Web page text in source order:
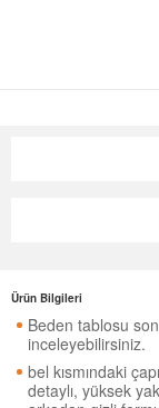
Ürün Bilgileri
Beden tablosu
inceleyebilirsiniz.
bel kısmındaki
detaylı, yüksek